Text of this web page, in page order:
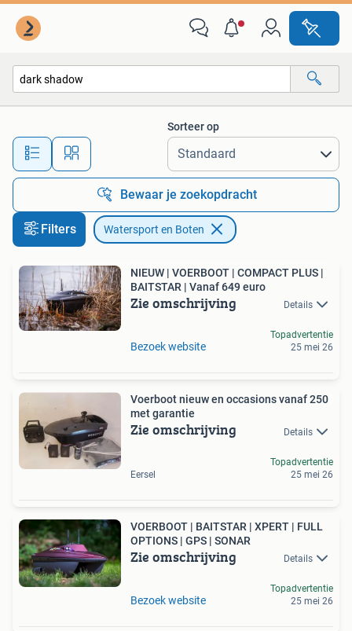
Alle afstanden…
Sorteer op
Bewaar je zoekopdracht
Filters Watersport en Boten
NIEUW | VOERBOOT | COMPACT PLUS |
BAITSTAR | Vanaf 649 euro
Zie omschrijving Details
Bezoek website
Topadvertentie
25 mei 26
Voerboot nieuw en occasions vanaf 250
met garantie
Zie omschrijving Details
Eersel
Topadvertentie
25 mei 26
VOERBOOT | BAITSTAR | XPERT | FULL
OPTIONS | GPS | SONAR
Zie omschrijving Details
Bezoek website
Topadvertentie
25 mei 26